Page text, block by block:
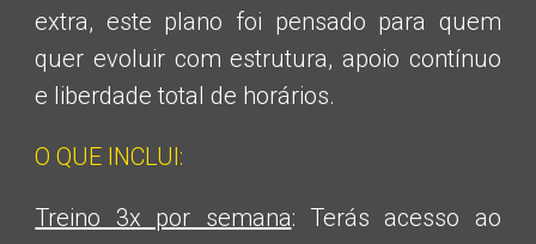
extra, este plano foi pensado para quem
quer evoluir com estrutura, apoio contínuo
e liberdade total de horários.
O QUE INCLUI:
Treino 3x por semana: Terás acesso ao